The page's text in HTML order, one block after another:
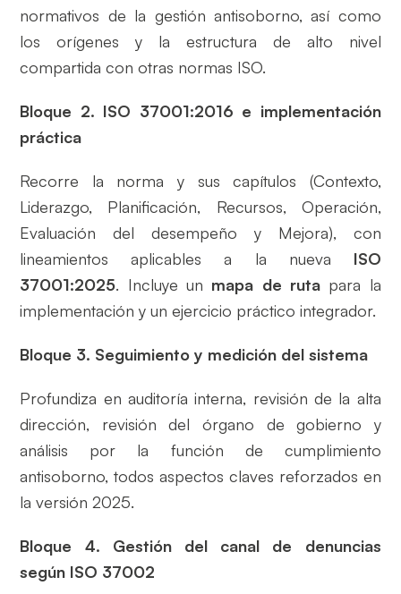
normativos de la gestión antisoborno, así como
los orígenes y la estructura de alto nivel
compartida con otras normas ISO.
Bloque 2. ISO 37001:2016 e implementación
práctica
Recorre la norma y sus capítulos (Contexto,
Liderazgo, Planificación, Recursos, Operación,
Evaluación del desempeño y Mejora), con
lineamientos aplicables a la nueva ISO
37001:2025. Incluye un mapa de rutapara la
implementación y un ejercicio práctico integrador.
Bloque 3. Seguimiento y medición del sistema
Profundiza en auditoría interna, revisión de la alta
dirección, revisión del órgano de gobierno y
análisis por la función de cumplimiento
antisoborno, todos aspectos claves reforzados en
la versión 2025.
Bloque 4. Gestión del canal de denuncias
según ISO 37002